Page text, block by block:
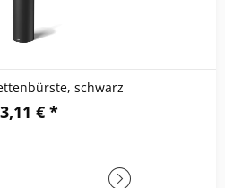
schwarz
€ *